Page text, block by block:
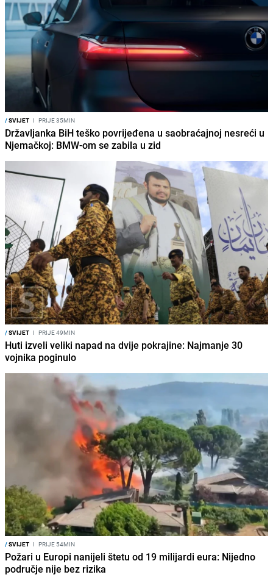
/SVIJET I PRIJE 35MIN
Državljanka BiH teško povrijeđena u saobraćajnoj nesreći u
Njemačkoj: BMW-om se zabila u zid
/SVIJET I PRIJE 49MIN
Huti izveli veliki napad na dvije pokrajine: Najmanje 30
vojnika poginulo
/SVIJET I PRIJE 54MIN
Požari u Europi nanijeli štetu od 19 milijardi eura: Nijedno
područje nije bez rizika